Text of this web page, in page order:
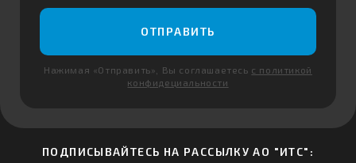
ОТПРАВИТЬ
Нажимая «Отправить», Вы соглашаетесь с политикой
конфидециальности
ПОДПИСЫВАЙТЕСЬ НА РАССЫЛКУ АО "ИТС":